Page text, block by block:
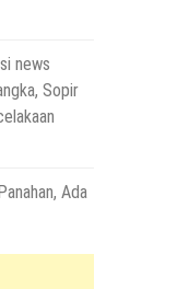
news
Sopir
Ada